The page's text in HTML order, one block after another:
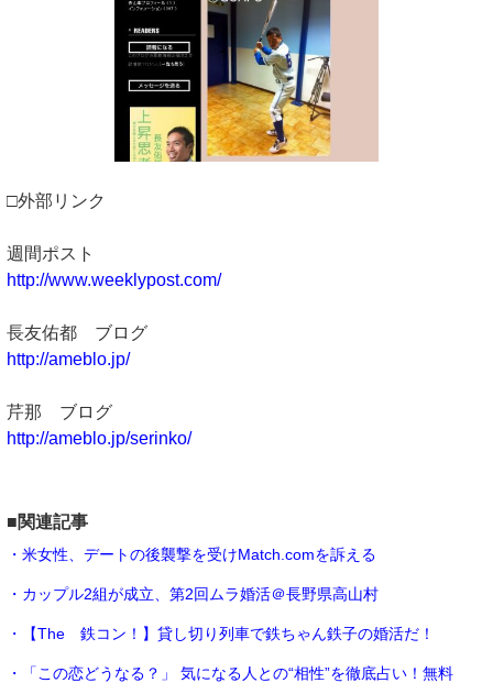
□外部リンク
週間ポスト
http://www.weeklypost.com/
長友佑都 ブログ
http://ameblo.jp/
芹那 ブログ
http://ameblo.jp/serinko/
■関連記事
・米女性、デートの後襲撃を受けMatch.comを訴える
・カップル2組が成立、第2回ムラ婚活＠長野県高山村
・【The 鉄コン！】貸し切り列車で鉄ちゃん鉄子の婚活だ！
・「この恋どうなる？」 気になる人との“相性”を徹底占い！無料